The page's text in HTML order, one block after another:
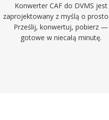
Konwerter CAF do DVMS jest
zaprojektowany z myślą o
Prześlij, konwertuj, pobierz —
gotowe w niecałą minutę.